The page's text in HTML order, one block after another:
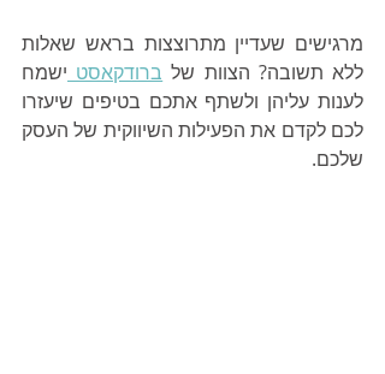
ללא תשובה? הצוות של ברודקאסט
שלכם.